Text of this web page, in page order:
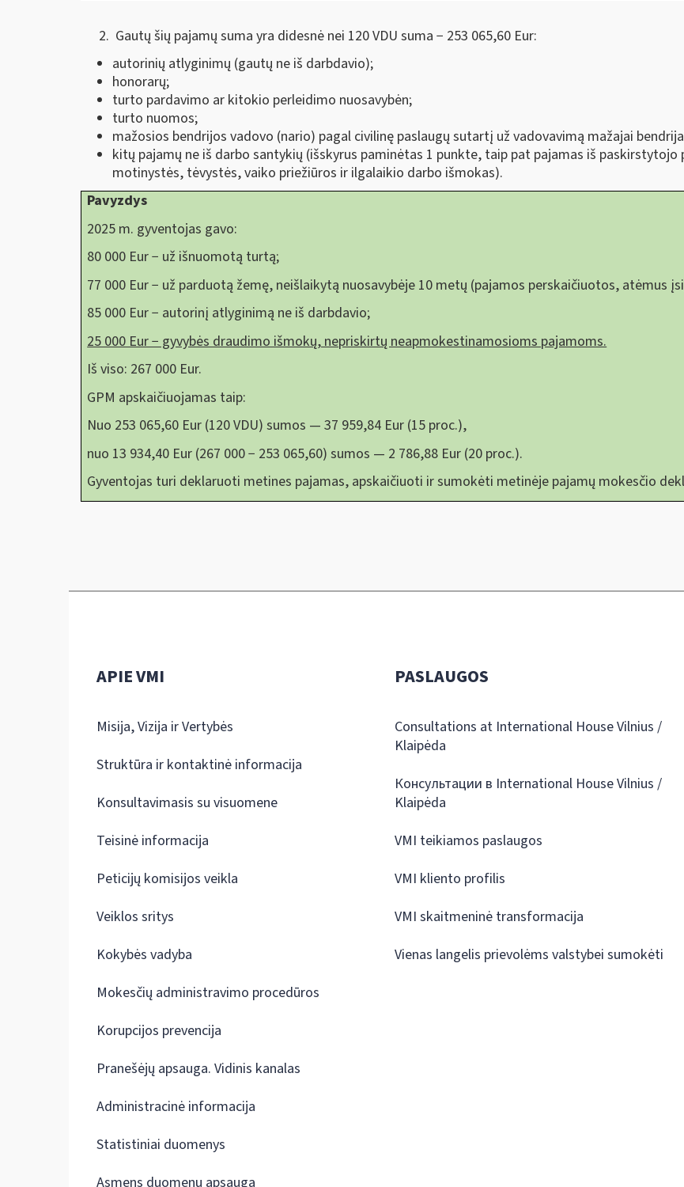
Gautų šių pajamų suma yra didesnė nei 120 VDU suma − 253 065,60 Eur:
autorinių atlyginimų (gautų ne iš darbdavio);
honorarų;
turto pardavimo ar kitokio perleidimo nuosavybėn;
turto nuomos;
mažosios bendrijos vadovo (nario) pagal civilinę paslaugų sutartį už vadovavimą mažajai
kitų pajamų ne iš darbo santykių (išskyrus paminėtas 1 punkte, taip pat pajamas iš
motinystės, tėvystės, vaiko priežiūros ir ilgalaikio darbo išmokas).
Pavyzdys
2025 m. gyventojas gavo:
80 000 Eur − už išnuomotą turtą;
77 000 Eur − už parduotą žemę, neišlaikytą nuosavybėje 10 metų (pajamos perskaičiuotos, atėmus
85 000 Eur − autorinį atlyginimą ne iš darbdavio;
25 000 Eur − gyvybės draudimo išmokų, nepriskirtų neapmokestinamosioms pajamoms.
Iš viso: 267 000 Eur.
GPM apskaičiuojamas taip:
Nuo 253 065,60 Eur (120 VDU) sumos — 37 959,84 Eur (15 proc.),
nuo 13 934,40 Eur (267 000 − 253 065,60) sumos — 2 786,88 Eur (20 proc.).
Gyventojas turi deklaruoti metines pajamas, apskaičiuoti ir sumokėti metinėje pajamų mokesčio
APIE VMI
Misija, Vizija ir Vertybės
Struktūra ir kontaktinė informacija
Konsultavimasis su visuomene
Teisinė informacija
Peticijų komisijos veikla
Veiklos sritys
Kokybės vadyba
Mokesčių administravimo procedūros
Korupcijos prevencija
Pranešėjų apsauga. Vidinis kanalas
Administracinė informacija
Statistiniai duomenys
Asmens duomenų apsauga
PASLAUGOS
Consultations at International House Vilnius /
Klaipėda
Консультации в International House Vilnius /
Klaipėda
VMI teikiamos paslaugos
VMI kliento profilis
VMI skaitmeninė transformacija
Vienas langelis prievolėms valstybei sumokėti